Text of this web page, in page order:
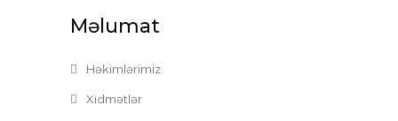
Məlumat
Həkimlərimiz
Xidmətlər